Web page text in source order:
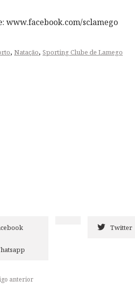
www.facebook.com/sclamego
, Natação, Sporting Clube de Lamego
Twitter
anterior